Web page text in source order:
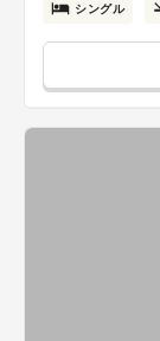
シングル